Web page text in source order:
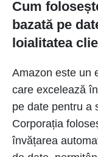
Cum
bazată pe
loialitatea
Amazon este un
care excelează
pe date pentru a
Corporația
învățarea